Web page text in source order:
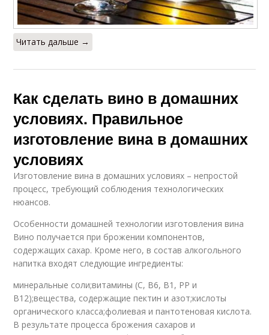
Читать дальше →
Как сделать вино в домашних
условиях. Правильное
изготовление вина в домашних
условиях
Изготовление вина в домашних условиях – непростой
процесс, требующий соблюдения технологических
нюансов.
Особенности домашней технологии изготовления вина
Вино получается при брожении компонентов,
содержащих сахар. Кроме него, в состав алкогольного
напитка входят следующие ингредиенты:
минеральные соли;витамины (С, В6, В1, РР и
В12);вещества, содержащие пектин и азот;кислоты
органического класса;фолиевая и пантотеновая кислота.
В результате процесса брожения сахаров и